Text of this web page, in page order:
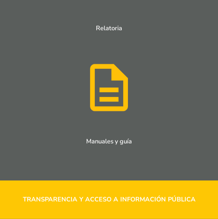
Relatoria
Manuales y guía
TRANSPARENCIA Y ACCESO A INFORMACIÓN PÚBLICA